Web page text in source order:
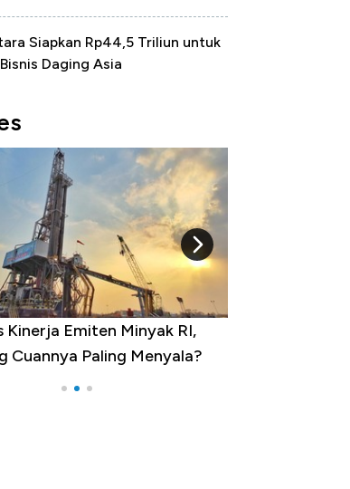
Siapkan Rp44,5 Triliun untuk
Daging Asia
Kinerja Emiten Minyak RI,
Cuannya Paling Menyala?